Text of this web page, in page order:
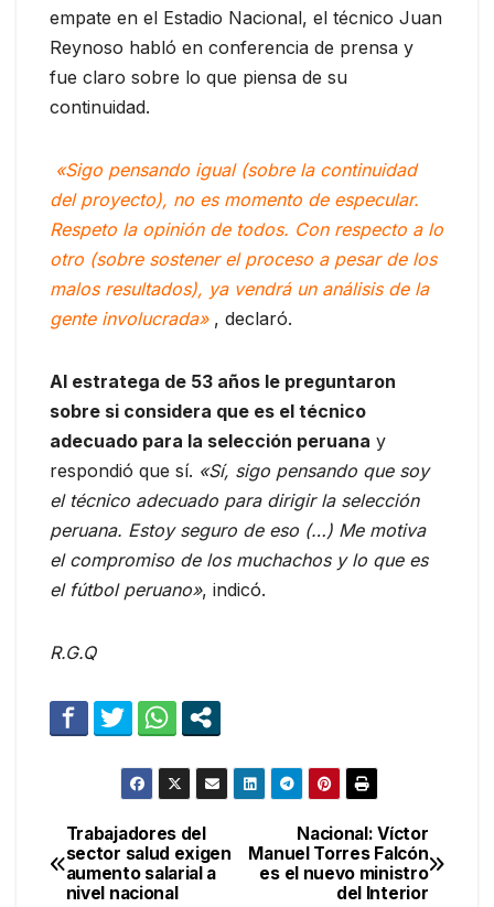
empate en el Estadio Nacional, el técnico Juan
Reynoso habló en conferencia de prensa y
fue claro sobre lo que piensa de su
continuidad.
«Sigo pensando igual (sobre la continuidad
del proyecto), no es momento de especular.
Respeto la opinión de todos. Con respecto a lo
otro (sobre sostener el proceso a pesar de los
malos resultados), ya vendrá un análisis de la
gente involucrada» , declaró.
Al estratega de 53 años le preguntaron
sobre si considera que es el técnico
adecuado para la selección peruana y
respondió que sí. «Sí, sigo pensando que soy
el técnico adecuado para dirigir la selección
peruana. Estoy seguro de eso (…) Me motiva
el compromiso de los muchachos y lo que es
el fútbol peruano», indicó.
R.G.Q
Navegación
de
Nacional: Víctor
Manuel Torres Falcón
es el nuevo ministro
del Interior
Trabajadores del
sector salud exigen
aumento salarial a
nivel nacional